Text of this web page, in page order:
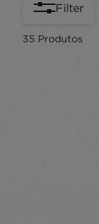
Filter
35 Produtos